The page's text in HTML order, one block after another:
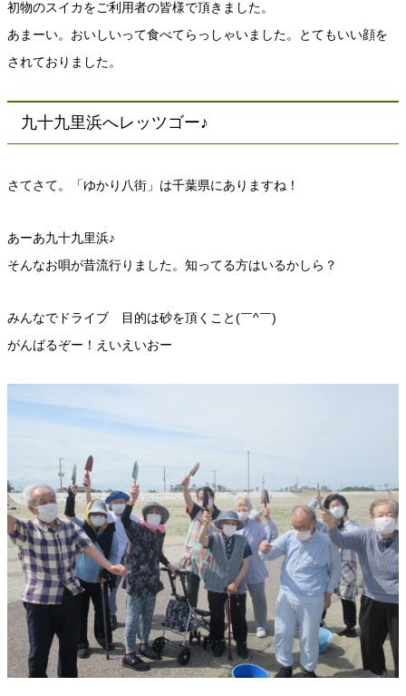
初物のスイカをご利用者の皆様で頂きました。
あまーい。おいしいって食べてらっしゃいました。とてもいい顔を
されておりました。
九十九里浜へレッツゴー♪
さてさて。「ゆかり八街」は千葉県にありますね！
あーあ九十九里浜♪
そんなお唄が昔流行りました。知ってる方はいるかしら？
みんなでドライブ 目的は砂を頂くこと(￣^￣)ゞ
がんばるぞー！えいえいおー